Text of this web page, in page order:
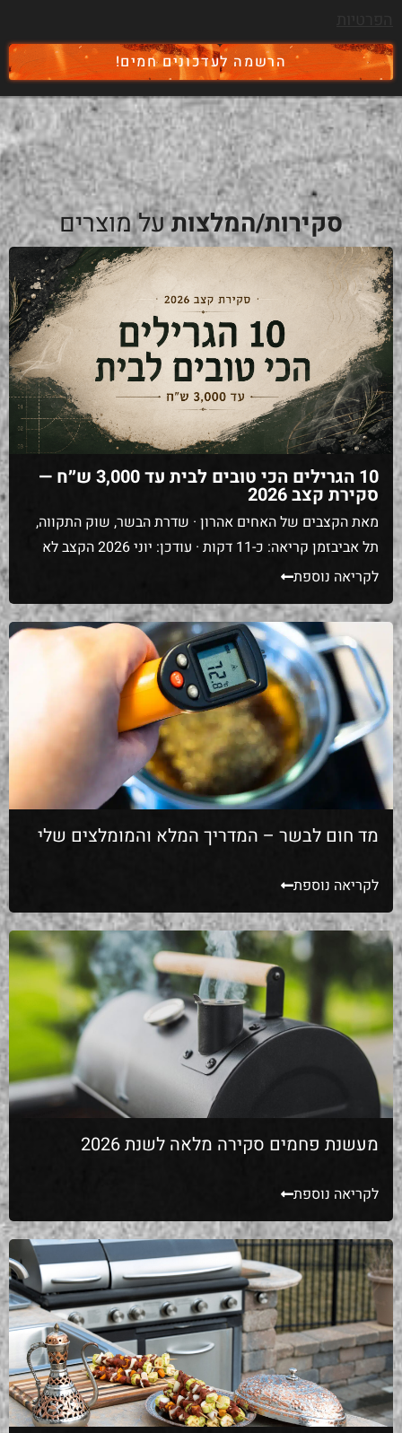
הרשמה לעדכונים חמים!
סקירות/המלצותעל מוצרים
10 הגרילים הכי טובים לבית עד 3,000 ש״ח —
סקירת קצב 2026
מאת הקצבים של האחים אהרון · שדרת הבשר, שוק התקווה,
תל אביבזמן קריאה: כ-11 דקות · עודכן: יוני 2026 הקצב לא
מוכר גרילים. אבל אנחנו רואים כל יום מה קורה לבשר שמגיע
לק"ג שעולה על גריל זול ויוצא רצועת גומי. בריסקט שעבר 14
שעות במעשנה לא נכונה […]
לקריאה נוספת
מד חום לבשר – המדריך המלא והמומלצים שלי
לקריאה נוספת
מעשנת פחמים סקירה מלאה לשנת 2026
לקריאה נוספת